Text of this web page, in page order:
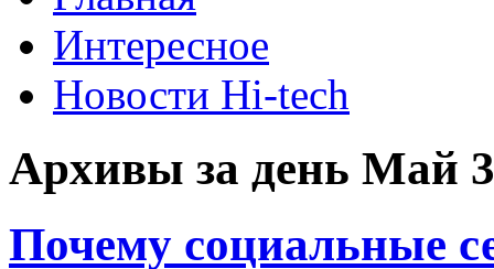
Интересное
Новости Hi-tech
Архивы за день Май
Почему социальные